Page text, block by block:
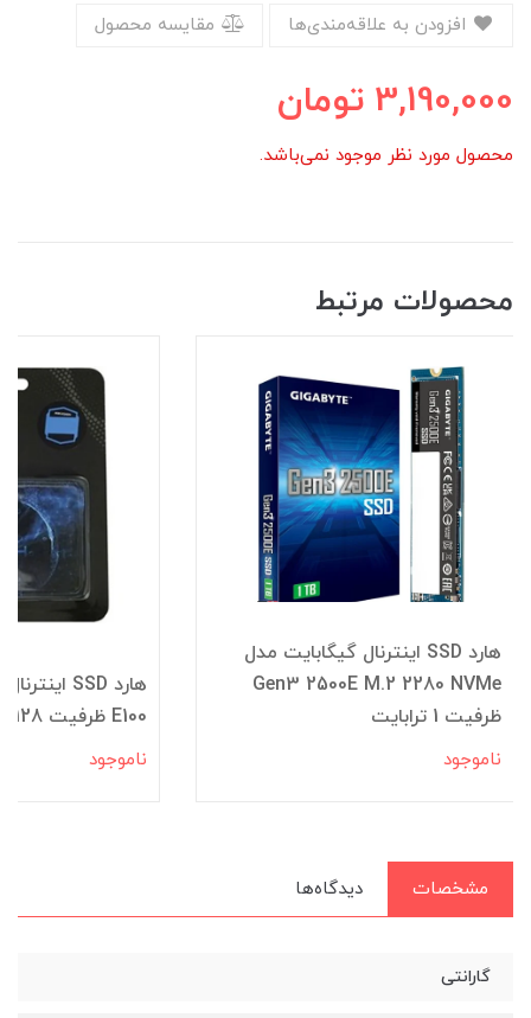
مقایسه محصول
3,190,000 تومان
محصول مورد نظر موجود نمی‌باشد.
محصولات مرتبط
هارد SSD اینترنال گیگابایت مدل
Gen3 2500E M.2 2280 NVMe
ظرفیت 1 ترابایت
ناموجود
E100 ظرفیت 128 گیگابایت
ناموجود
مشخصات دیدگاه‌ها
گارانتی